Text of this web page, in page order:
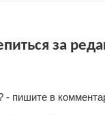
за
- пишите в